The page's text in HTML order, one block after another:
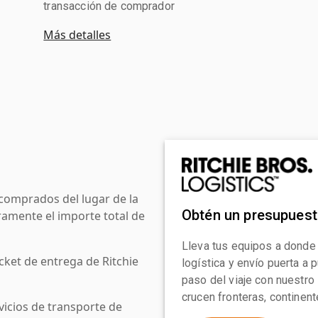
transacción de comprador
Más detalles
del lugar de la
el importe total de
de entrega de Ritchie
de transporte de
Obtén un
Lleva tus equipos a
logística y envío puerta a
paso del viaje con
crucen fronteras,